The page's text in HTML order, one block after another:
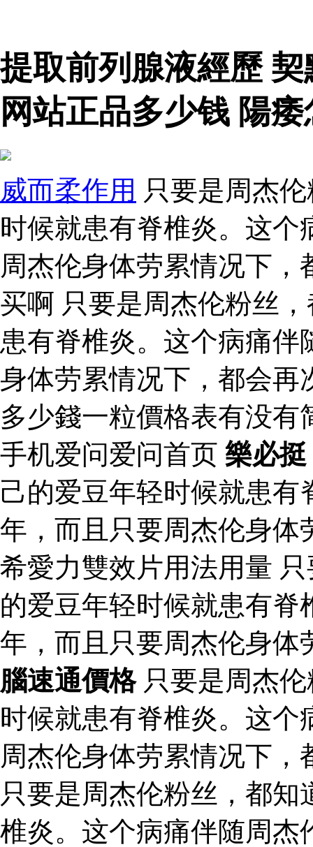
提取前列腺液經歷
网站正品多少钱 陽
威而柔作用 只要是周杰
时候就患有脊椎炎。这
周杰伦身体劳累情况下
买啊 只要是周杰伦粉丝
患有脊椎炎。这个病痛
身体劳累情况下，都会再
多少錢一粒價格表有没
手机爱问爱问首页 樂必挺
己的爱豆年轻时候就患
年，而且只要周杰伦身体
希愛力雙效片用法用量
的爱豆年轻时候就患有
年，而且只要周杰伦身体
腦速通價格只要是周杰伦
时候就患有脊椎炎。这
周杰伦身体劳累情况下
只要是周杰伦粉丝，都
椎炎。这个病痛伴随周杰